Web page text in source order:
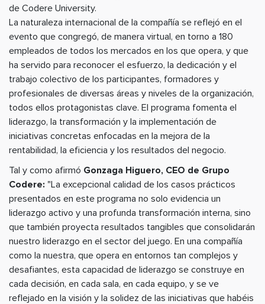
de Codere University.
La naturaleza internacional de la compañía se reflejó en el
evento que congregó, de manera virtual, en torno a 180
empleados de todos los mercados en los que opera, y que
ha servido para reconocer el esfuerzo, la dedicación y el
trabajo colectivo de los participantes, formadores y
profesionales de diversas áreas y niveles de la organización,
todos ellos protagonistas clave. El programa fomenta el
liderazgo, la transformación y la implementación de
iniciativas concretas enfocadas en la mejora de la
rentabilidad, la eficiencia y los resultados del negocio.
Tal y como afirmó Gonzaga Higuero, CEO de Grupo
Codere: "La excepcional calidad de los casos prácticos
presentados en este programa no solo evidencia un
liderazgo activo y una profunda transformación interna, sino
que también proyecta resultados tangibles que consolidarán
nuestro liderazgo en el sector del juego. En una compañía
como la nuestra, que opera en entornos tan complejos y
desafiantes, esta capacidad de liderazgo se construye en
cada decisión, en cada sala, en cada equipo, y se ve
reflejado en la visión y la solidez de las iniciativas que habéis